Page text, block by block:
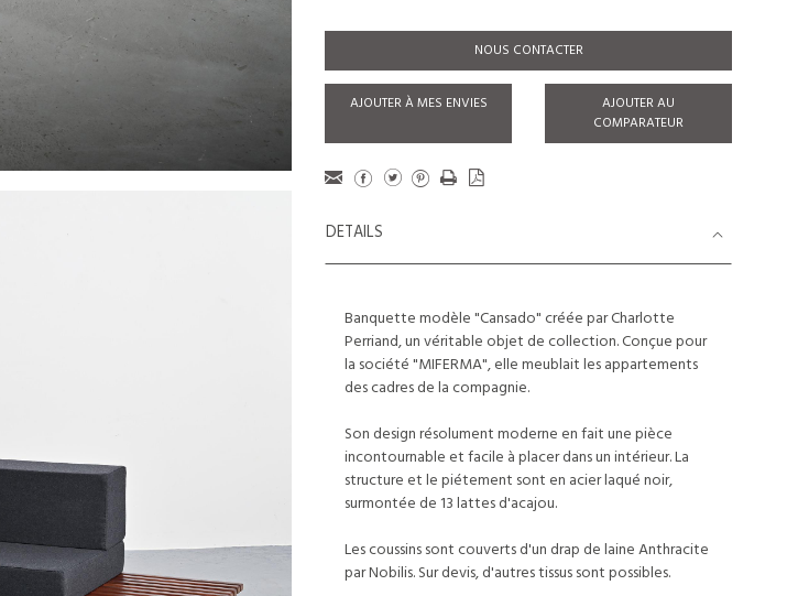
NOUS CONTACTER
AJOUTER À MES ENVIES
AJOUTER AU
COMPARATEUR
DETAILS
Banquette modèle "Cansado" créée par Charlotte
Perriand, un véritable objet de collection. Conçue pour
la société "MIFERMA", elle meublait les appartements
des cadres de la compagnie.
Son design résolument moderne en fait une pièce
incontournable et facile à placer dans un intérieur. La
structure et le piétement sont en acier laqué noir,
surmontée de 13 lattes d'acajou.
Les coussins sont couverts d'un drap de laine Anthracite
par Nobilis. Sur devis, d'autres tissus sont possibles.